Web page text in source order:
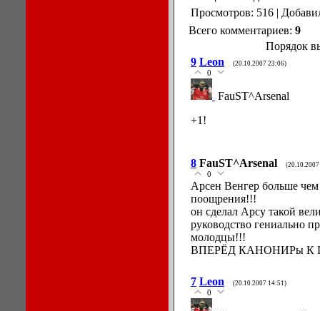
Просмотров: 516 |
Всего комментариев: 9
Порядок
9 Leon (20.10.2007 23:06)
0
FauST^Arsenal
+1!
8 FauST^Arsenal
0
Арсен Венгер больше чем
поощрения!!!
он сделал Арсу такой
руководство гениально
молодцы!!!
ВПЕРЁД КАНОНИРы К
7 Leon (20.10.2007 14:51)
0